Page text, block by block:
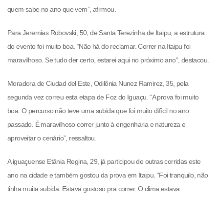
quem sabe no ano que vem”, afirmou.
Para Jeremias Robovski, 50, de Santa Terezinha de Itaipu, a estrutura
do evento foi muito boa. “Não há do reclamar. Correr na Itaipu foi
maravilhoso. Se tudo der certo, estarei aqui no próximo ano”, destacou.
Moradora de Ciudad del Este, Odilônia Nunez Ramirez, 35, pela
segunda vez correu esta etapa de Foz do Iguaçu. “A prova foi muito
boa. O percurso não teve uma subida que foi muito difícil no ano
passado. É maravilhoso correr junto à engenharia e natureza e
aproveitar o cenário”, ressaltou.
A iguaçuense Etânia Regina, 29, já participou de outras corridas este
ano na cidade e também gostou da prova em Itaipu. “Foi tranquilo, não
tinha muita subida. Estava gostoso pra correr. O clima estava